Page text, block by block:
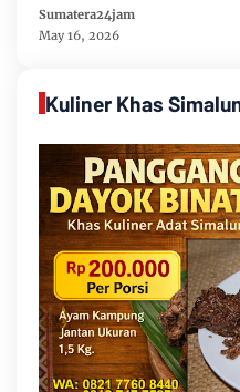
Sumatera24jam
May 16, 2026
Kuliner Khas